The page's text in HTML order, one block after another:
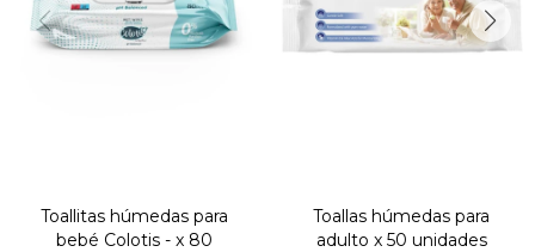
Toallitas húmedas para
bebé Colotis - x 80
Toallas húmedas para
adulto x 50 unidades